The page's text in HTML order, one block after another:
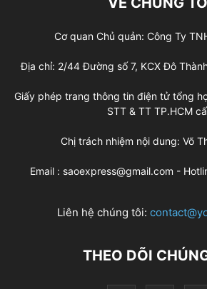
Cơ quan Chủ quản: Công Ty
Địa chỉ: 2/44 Đường số 7, KCX Đô
Giấy phép trang thông tin điện tử tổng
STT & TT TP.HCM
Chị trách nhiệm nội dung: Võ
Email : saoexpress@gmail.com -
Liên hệ chúng tôi:
THEO DÕI